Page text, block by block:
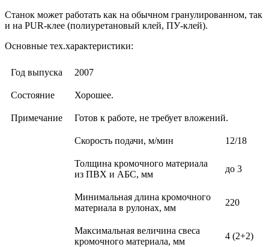
Станок может работать как на обычном гранулированном, так
и на PUR-клее (полиуретановый клей, ПУ-клей).
Основные тех.характеристики:
Год выпуска 2007
Состояние Хорошее.
Примечание Готов к работе, не требует вложений.
Скорость подачи, м/мин 12/18
Толщина кромочного материала
из ПВХ и АБС, мм
до 3
Минимальная длина кромочного
материала в рулонах, мм
220
Максимальная величина свеса
кромочного материала, мм
4 (2+2)